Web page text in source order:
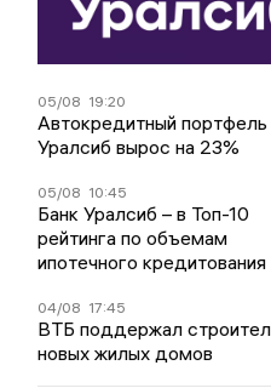
05/08 19:20
Автокредитный портфель
Уралсиб вырос на 23%
05/08 10:45
Банк Уралсиб – в Топ-10
рейтинга по объемам
ипотечного кредитования
04/08 17:45
ВТБ поддержал
новых жилых домов